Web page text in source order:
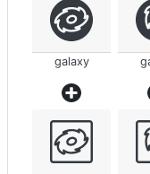
galaxy